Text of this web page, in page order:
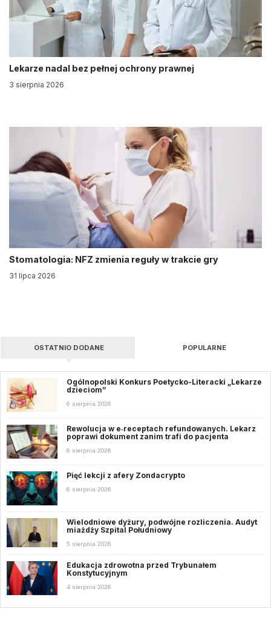
Lekarze nadal bez pełnej ochrony prawnej
3 sierpnia 2026
Stomatologia: NFZ zmienia reguły w trakcie gry
31 lipca 2026
OSTATNIO DODANE POPULARNE
Ogólnopolski Konkurs Poetycko-Literacki „Lekarze
dzieciom”
6 sierpnia 2026
Rewolucja w e‑receptach refundowanych. Lekarz
poprawi dokument zanim trafi do pacjenta
6 sierpnia 2026
Pięć lekcji z afery Zondacrypto
6 sierpnia 2026
Wielodniowe dyżury, podwójne rozliczenia. Audyt
miażdży Szpital Południowy
5 sierpnia 2026
Edukacja zdrowotna przed Trybunałem
Konstytucyjnym
4 sierpnia 2026